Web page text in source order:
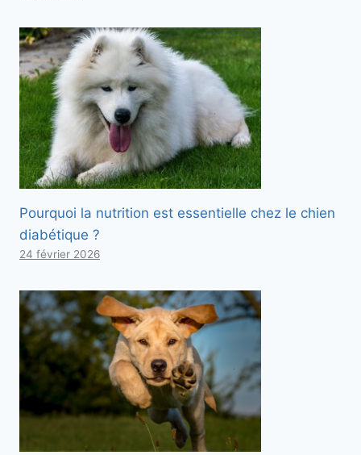
Pourquoi la nutrition est essentielle chez le chien
diabétique ?
24 février 2026